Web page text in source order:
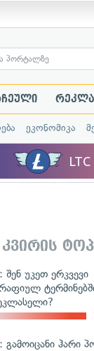
ეკონომიკა
კვირის
შენ უკეთ ერკვევი
გამოიცანი ჰარი